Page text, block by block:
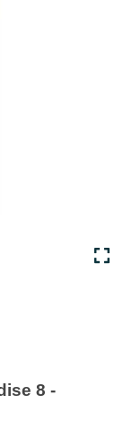
8 -